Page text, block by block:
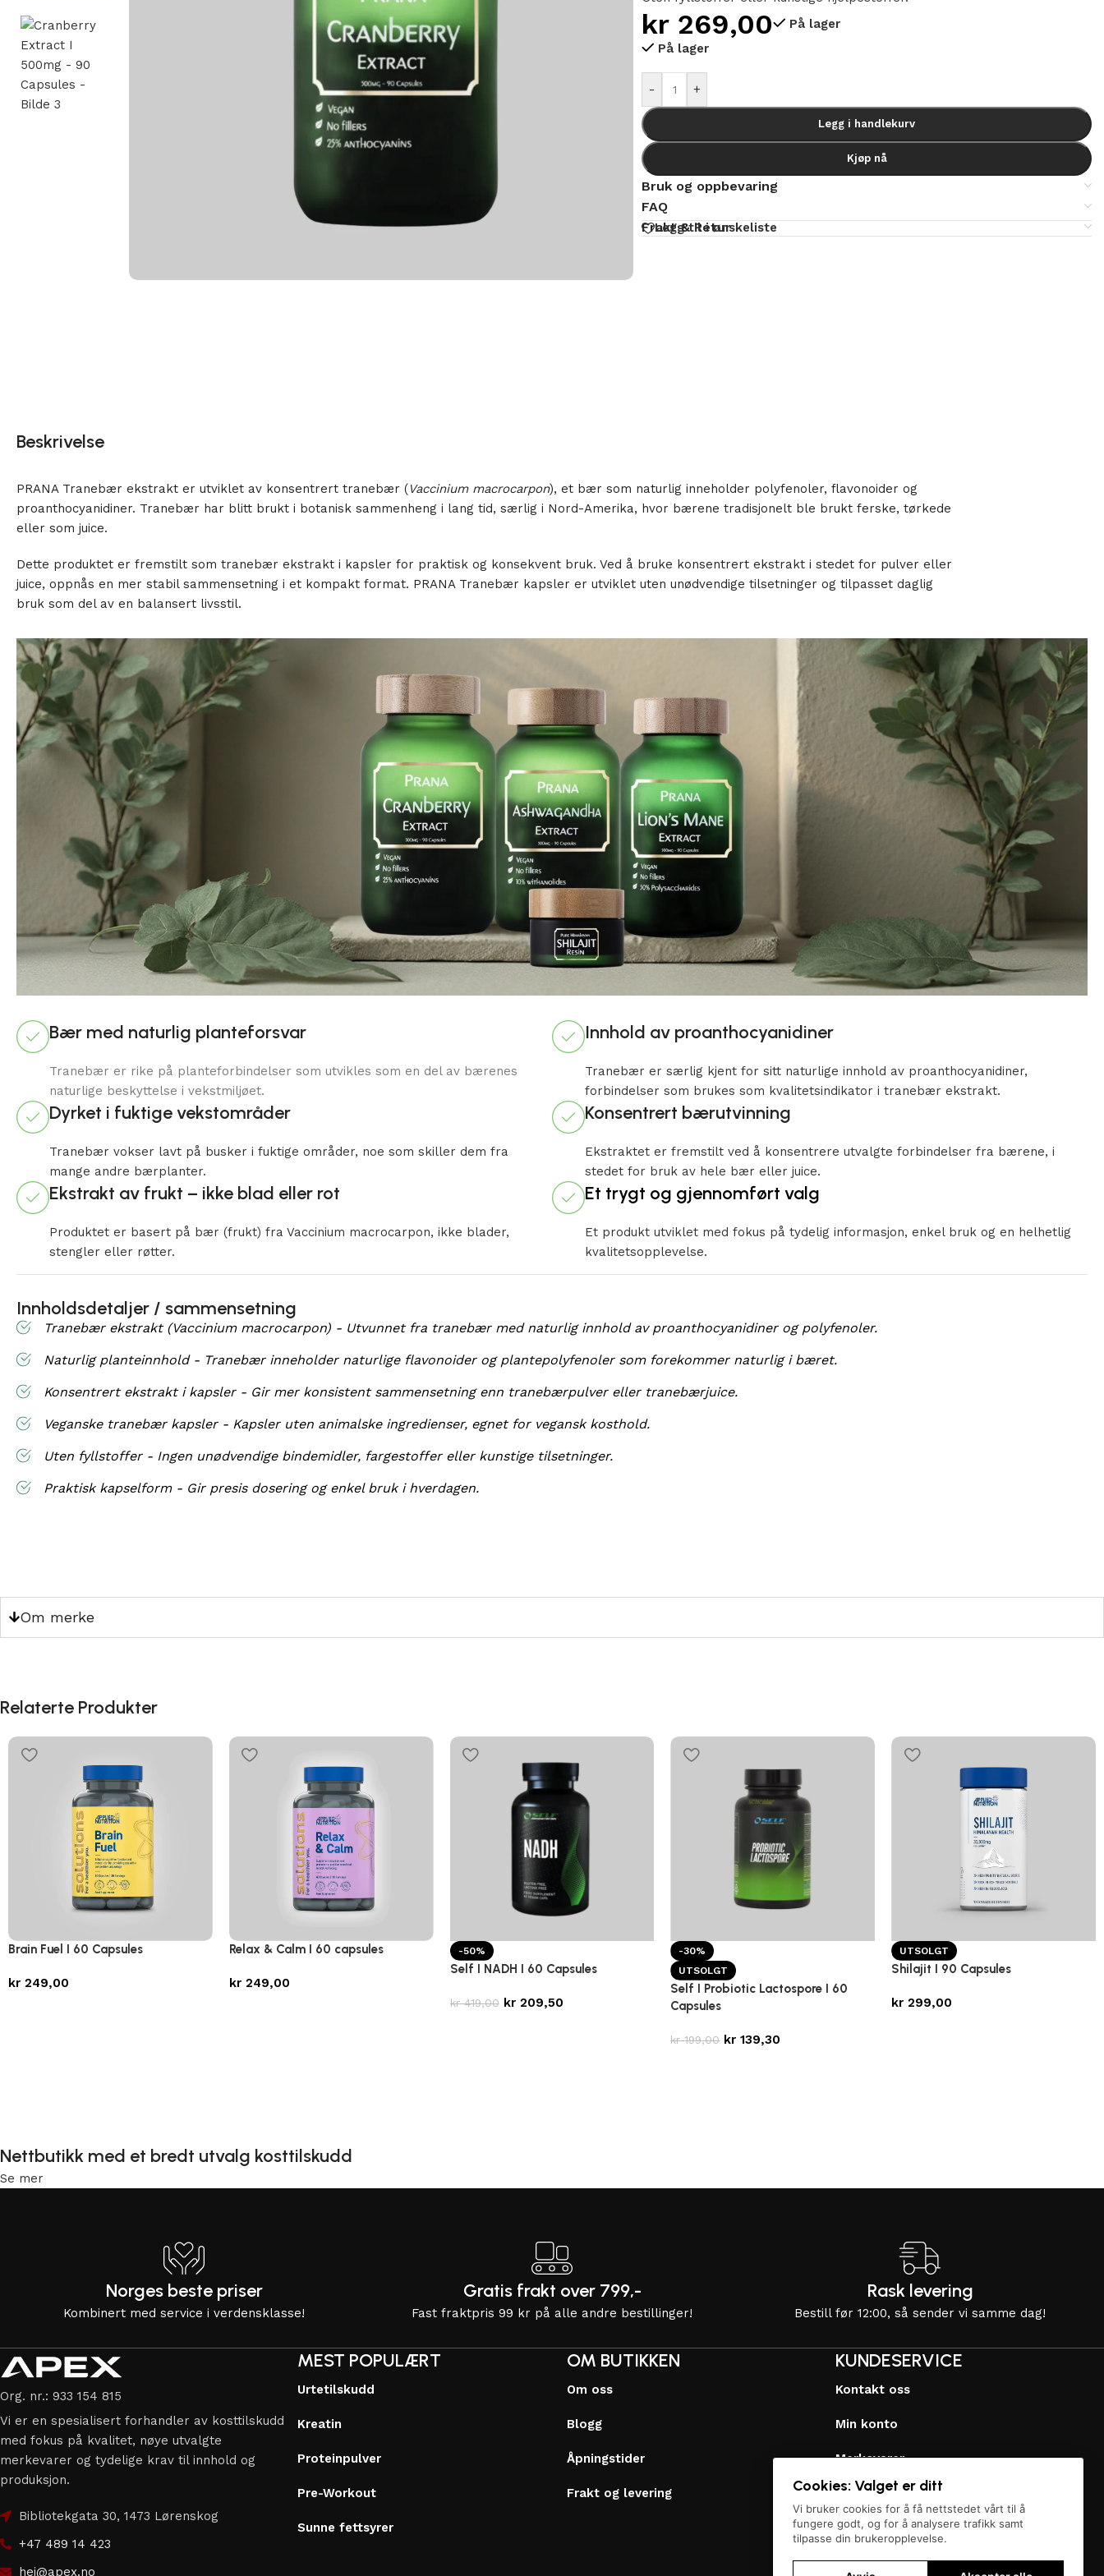
kr 269,00
På lager
På lager
- +
Legg i handlekurv
Kjøp nå
Bruk og oppbevaring
FAQ
Frakt & Retur
Legg til i ønskeliste
Beskrivelse
PRANA Tranebær ekstrakt er utviklet av konsentrert tranebær (Vaccinium macrocarpon), et bær som naturlig inneholder polyfenoler, flavonoider og
proanthocyanidiner. Tranebær har blitt brukt i botanisk sammenheng i lang tid, særlig i Nord-Amerika, hvor bærene tradisjonelt ble brukt ferske, tørkede
eller som juice.
Dette produktet er fremstilt som tranebær ekstrakt i kapsler for praktisk og konsekvent bruk. Ved å bruke konsentrert ekstrakt i stedet for pulver eller
juice, oppnås en mer stabil sammensetning i et kompakt format. PRANA Tranebær kapsler er utviklet uten unødvendige tilsetninger og tilpasset daglig
bruk som del av en balansert livsstil.
Bær med naturlig planteforsvar
Tranebær er rike på planteforbindelser som utvikles som en del av bærenes
naturlige beskyttelse i vekstmiljøet.
Innhold av proanthocyanidiner
Tranebær er særlig kjent for sitt naturlige innhold av proanthocyanidiner,
forbindelser som brukes som kvalitetsindikator i tranebær ekstrakt.
Dyrket i fuktige vekstområder
Tranebær vokser lavt på busker i fuktige områder, noe som skiller dem fra
mange andre bærplanter.
Konsentrert bærutvinning
Ekstraktet er fremstilt ved å konsentrere utvalgte forbindelser fra bærene, i
stedet for bruk av hele bær eller juice.
Ekstrakt av frukt – ikke blad eller rot
Produktet er basert på bær (frukt) fra Vaccinium macrocarpon, ikke blader,
stengler eller røtter.
Et trygt og gjennomført valg
Et produkt utviklet med fokus på tydelig informasjon, enkel bruk og en helhetlig
kvalitetsopplevelse.
Innholdsdetaljer / sammensetning
Tranebær ekstrakt (Vaccinium macrocarpon) - Utvunnet fra tranebær med naturlig innhold av proanthocyanidiner og polyfenoler.
Naturlig planteinnhold - Tranebær inneholder naturlige flavonoider og plantepolyfenoler som forekommer naturlig i bæret.
Konsentrert ekstrakt i kapsler - Gir mer konsistent sammensetning enn tranebærpulver eller tranebærjuice.
Veganske tranebær kapsler - Kapsler uten animalske ingredienser, egnet for vegansk kosthold.
Uten fyllstoffer - Ingen unødvendige bindemidler, fargestoffer eller kunstige tilsetninger.
Praktisk kapselform - Gir presis dosering og enkel bruk i hverdagen.
Om merke
Relaterte Produkter
Brain Fuel I 60 Capsules
kr 249,00
Relax & Calm I 60 capsules
kr249,00
-50%
Self I NADH I 60 Capsules
kr419,00 kr209,50
-30%
UTSOLGT
Self I Probiotic Lactospore I 60
Capsules
kr199,00 kr 139,30
UTSOLGT
Shilajit I 90 Capsules
kr 299,00
Nettbutikk med et bredt utvalg kosttilskudd
Se mer
Norges beste priser
Kombinert med service i verdensklasse!
Gratis frakt over 799,-
Fast fraktpris 99 kr på alle andre bestillinger!
Rask levering
Bestill før 12:00, så sender vi samme dag!
Org. nr.: 933 154 815
Vi er en spesialisert forhandler av kosttilskudd
med fokus på kvalitet, nøye utvalgte
merkevarer og tydelige krav til innhold og
produksjon.
Bibliotekgata 30, 1473 Lørenskog
+47 489 14 423
hei@apex.no
MEST POPULÆRT
Urtetilskudd
Kreatin
Proteinpulver
Pre-Workout
Sunne fettsyrer
OM BUTIKKEN
Om oss
Blogg
Åpningstider
Frakt og levering
KUNDESERVICE
Kontakt oss
Min konto
Merkevarer
Personvernerklæring
Vilkår og betingelser
Cookies: Valget er ditt
Vi bruker cookies for å få nettstedet vårt til å
fungere godt, og for å analysere trafikk samt
tilpasse din brukeropplevelse.